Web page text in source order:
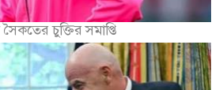
চুক্তির সমাপ্তি